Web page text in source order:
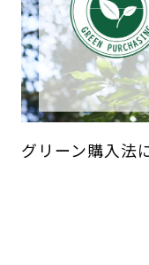
グリーン購入法